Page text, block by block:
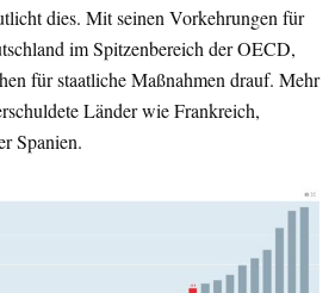
dies. Mit seinen Vorkehrungen für
im Spitzenbereich der OECD,
für staatliche Maßnahmen drauf. Mehr
Länder wie Frankreich,
Spanien.